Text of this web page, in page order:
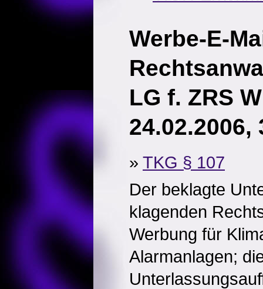
Werbe-E-
LG f. ZRS
24.02.2006,
» TKG § 107
Der beklagte
klagenden
Werbung für
Alarmanlagen;